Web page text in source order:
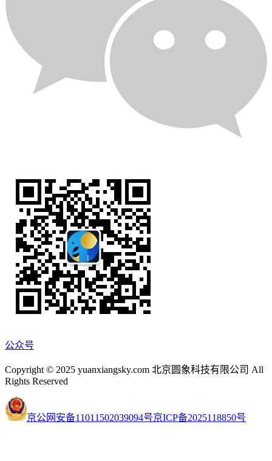
公众号
Copyright © 2025 yuanxiangsky.com 北京圆象科技有限公司 All
Rights Reserved
京公网安备11011502039094号京ICP备2025118850号